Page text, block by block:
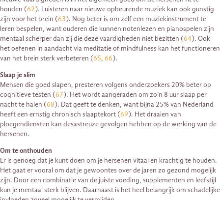
houden (62). Luisteren naar nieuwe opbeurende muziek kan ook gunstig
zijn voor het brein (63). Nog beter is om zelf een muziekinstrument te
leren bespelen, want ouderen die kunnen notenlezen en pianospelen zijn
mentaal scherper dan zij die deze vaardigheden niet bezitten (64). Ook
het oefenen in aandacht via meditatie of mindfulness kan het functioneren
van het brein sterk verbeteren (65, 66).
Slaap je slim
Mensen die goed slapen, presteren volgens onderzoekers 20% beter op
cognitieve testen (67). Het wordt aangeraden om zo’n 8 uur slaap per
nacht te halen (68). Dat geeft te denken, want bijna 25% van Nederland
heeft een ernstig chronisch slaaptekort (69). Het draaien van
ploegendiensten kan desastreuze gevolgen hebben op de werking van de
hersenen.
Om te onthouden
Er is genoeg dat je kunt doen om je hersenen vitaal en krachtig te houden.
Het gaat er vooral om dat je gewoontes over de jaren zo gezond mogelijk
zijn. Door een combinatie van de juiste voeding, supplementen en leefstijl
kun je mentaal sterk blijven. Daarnaast is het heel belangrijk om schadelijke